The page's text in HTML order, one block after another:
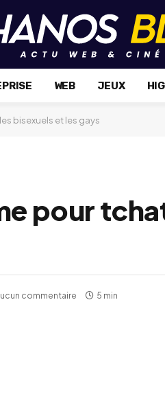
WEB JEUX
bisexuels et les gays
pour
commentaire 5 min